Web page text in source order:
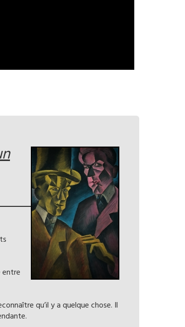
entre
qu’il y a quelque chose. Il